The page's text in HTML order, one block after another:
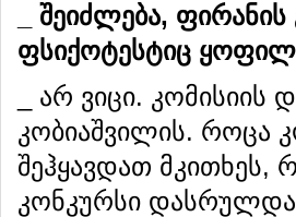
შეიძლება, ფირანის
ფსიქოტესტიც
_ არ ვიცი. კომისიის
კობიაშვილის. როცა
შეჰყავდათ მკითხეს,
კონკურსი